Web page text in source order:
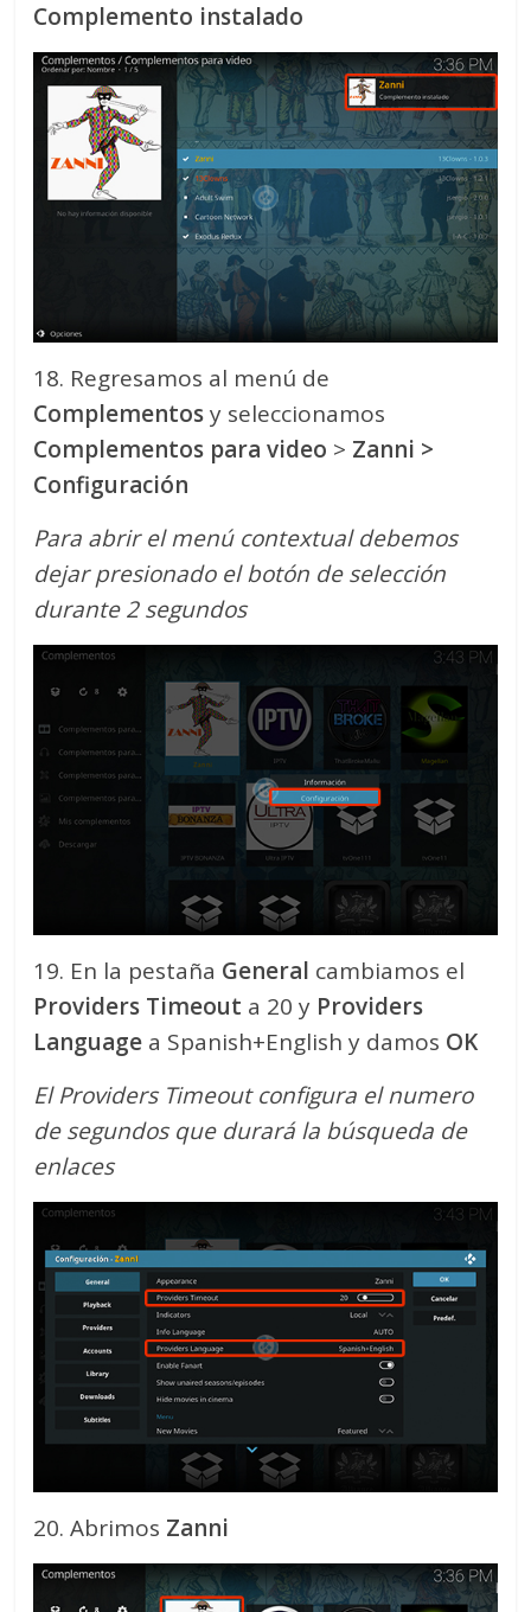
Complemento instalado
18. Regresamos al menú de
Complementosy seleccionamos
Complementos para video > Zanni >
Configuración
Para abrir el menú contextual debemos
dejar presionado el botón de selección
durante 2 segundos
19. En la pestaña General cambiamos el
Providers Timeout a 20 y Providers
Language a Spanish+English y damos OK
El Providers Timeout configura el numero
de segundos que durará la búsqueda de
enlaces
20. Abrimos Zanni